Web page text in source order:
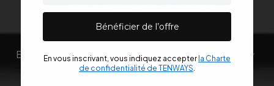
Explorer
Bénéficier de l’offre
En vous inscrivant, vous indiquez accepter la Charte
de confidentialité de TENWAYS